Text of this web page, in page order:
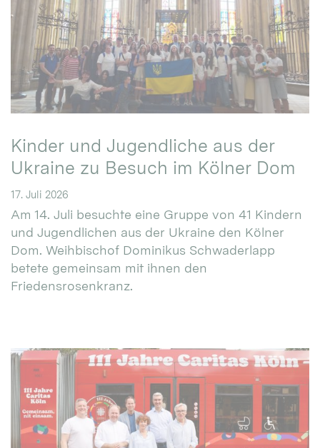
Kinder und Jugendliche aus der
Ukraine zu Besuch im Kölner Dom
17. Juli 2026
Am 14. Juli besuchte eine Gruppe von 41 Kindern
und Jugendlichen aus der Ukraine den Kölner
Dom. Weihbischof Dominikus Schwaderlapp
betete gemeinsam mit ihnen den
Friedensrosenkranz.